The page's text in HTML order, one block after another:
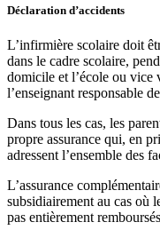
Déclaration d’accidents
L’infirmière scolaire doit
dans le cadre scolaire,
domicile et l’école ou vice
l’enseignant responsable
Dans tous les cas, les
propre assurance qui, en
adressent l’ensemble des
L’assurance
subsidiairement au cas où
pas entièrement